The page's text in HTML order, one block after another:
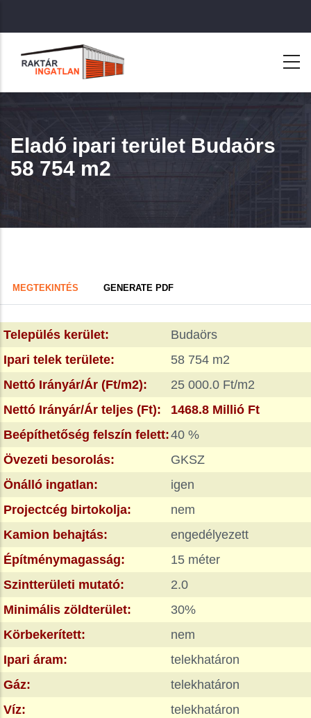
a
tartalomra
Eladó ipari terület Budaörs
58 754 m2
Primary
tabs
MEGTEKINTÉS (AKTÍVGENERATE PDF
Település kerület:
Budaörs
Ipari telek területe:
58 754 m2
Nettó Irányár/Ár (Ft/m2):
25 000.0 Ft/m2
Nettó Irányár/Ár teljes (Ft):
1468.8 Millió Ft
Beépíthetőség felszín felett:40 %
Övezeti besorolás:
GKSZ
Önálló ingatlan:
igen
Projectcég birtokolja:
nem
Kamion behajtás:
engedélyezett
Építménymagasság:
15 méter
Szintterületi mutató:
2.0
Minimális zöldterület:
30%
Körbekerített:
nem
Ipari áram:
telekhatáron
Gáz:
telekhatáron
Víz:
telekhatáron